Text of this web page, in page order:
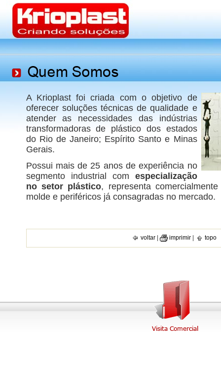
A Krioplast foi criada com o objetivo de
oferecer soluções técnicas de qualidade e
atender as necessidades das indústrias
transformadoras de plástico dos estados
do Rio de Janeiro; Espírito Santo e Minas
Gerais.
Possui mais de 25 anos de experiência no
segmento industrial com especialização
no setor plástico, representa
molde e periféricos já consagradas no mercado.
voltar imprimir topo